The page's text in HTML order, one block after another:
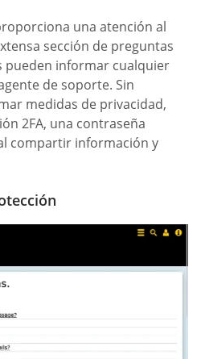
una atención al
sección de preguntas
pueden informar cualquier
de soporte. Sin
medidas de privacidad,
2FA, una contraseña
compartir información y